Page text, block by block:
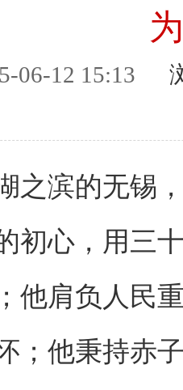
06-12 15:13 浏
滨的无锡，
初心，用三
他肩负人民
；他秉持赤